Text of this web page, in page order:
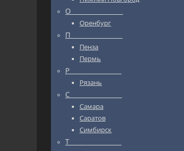
О_________________
Оренбург
П_________________
Пенза
Пермь
Р_________________
Рязань
С_________________
Самара
Саратов
Симбирск
Т_________________